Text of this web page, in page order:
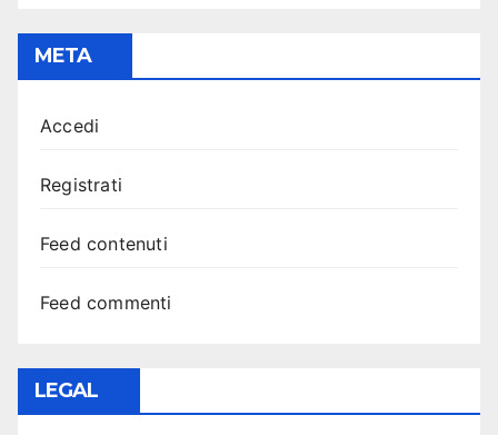
META
Accedi
Registrati
Feed contenuti
Feed commenti
LEGAL